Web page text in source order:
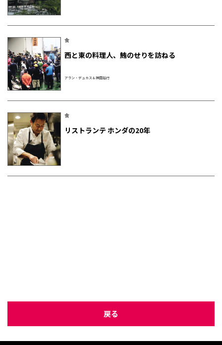
食
西と東の料理人、鮪のせりを訪ねる
アラン・デュカス＆神田裕行
食
リストランテ ホンダの20年
戻る